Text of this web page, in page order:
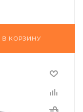
В КОРЗИНУ